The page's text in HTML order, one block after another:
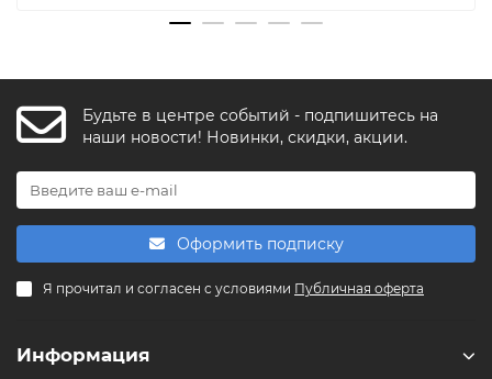
Будьте в центре событий - подпишитесь на
наши новости! Новинки, скидки, акции.
Оформить подписку
Я прочитал и согласен с условиями Публичная оферта
Информация
F FishkaAI
Обычно отвечаем за минуту
Чем можем помочь?